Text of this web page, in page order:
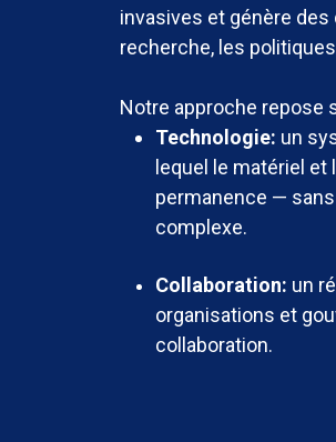
invasives et génère
recherche, les
Notre approche repose
Technologie: un
lequel le matériel
permanence —
complexe.
Collaboration: un
organisations et
collaboration.